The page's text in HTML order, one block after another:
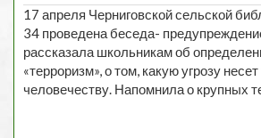
17 апреля Черниговской сельской
34 проведена беседа-
рассказала школьникам об
«терроризм», о том, какую угрозу
человечеству. Напомнила о крупных